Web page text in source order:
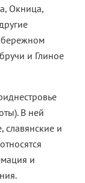
Окница,
и Глиное
В ней
славянские и
и